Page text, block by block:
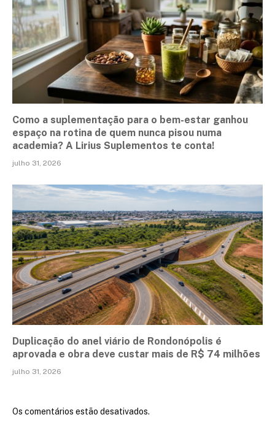
Como a suplementação para o bem-estar ganhou
espaço na rotina de quem nunca pisou numa
academia? A Lirius Suplementos te conta!
julho 31, 2026
Duplicação do anel viário de Rondonópolis é
aprovada e obra deve custar mais de R$ 74 milhões
julho 31, 2026
Os comentários estão desativados.